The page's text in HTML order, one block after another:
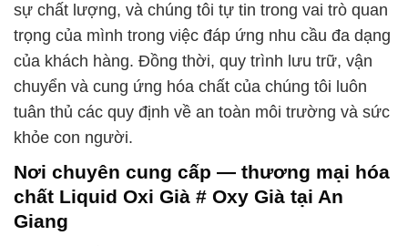
sự chất lượng, và chúng tôi tự tin trong vai trò quan
trọng của mình trong việc đáp ứng nhu cầu đa dạng
của khách hàng. Đồng thời, quy trình lưu trữ, vận
chuyển và cung ứng hóa chất của chúng tôi luôn
tuân thủ các quy định về an toàn môi trường và sức
khỏe con người.
Nơi chuyên cung cấp — thương mại hóa
chất Liquid Oxi Già # Oxy Già tại An
Giang